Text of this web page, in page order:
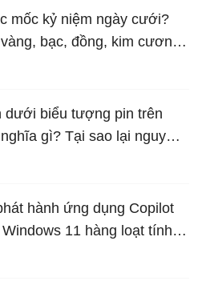
mốc kỷ niệm ngày cưới?
bạc, đồng, kim cương
năm?
dưới biểu tượng pin trên
gì? Tại sao lại nguy
hành ứng dụng Copilot
11 hàng loạt tính
Ích